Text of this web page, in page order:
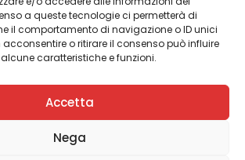
a queste tecnologie ci permetterà di
il comportamento di navigazione o ID unici
acconsentire o ritirare il consenso può influire
caratteristiche e funzioni.
Accetta
Nega
di una diagnosi o la prescrizione di
informazioni contenute nel sito non
in alcun modo sostituire il rapporto
o la visita specialistica. Si
o di specialisti riguardo qualsiasi